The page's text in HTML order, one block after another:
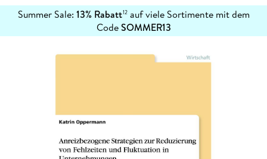
Summer Sale: 13% Rabatt12auf viele Sortimente mit dem
CodeSOMMER13
erfahren